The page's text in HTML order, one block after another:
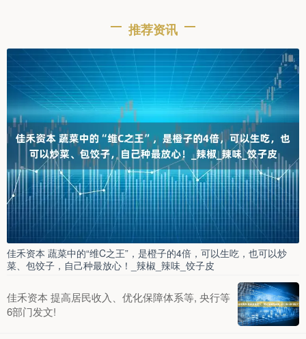
推荐资讯
佳禾资本 蔬菜中的“维C之王”，是橙子的4倍，可以生吃，也可以炒
菜、包饺子，自己种最放心！_辣椒_辣味_饺子皮
佳禾资本 提高居民收入、优化保障体系等, 央行等
6部门发文!